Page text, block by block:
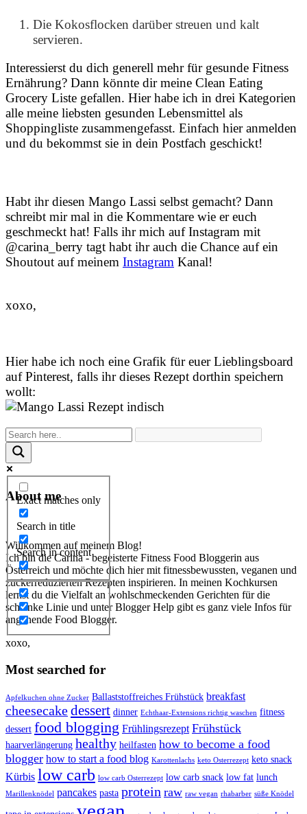
Die Kokosflocken darüber streuen und kalt
servieren.
Interessierst du dich generell mehr für gesunde Fitness
Ernährung? Dann könnte dir meine Clean Eating
Grocery Liste gefallen. Hier habe ich in drei Kategorien
alle meine liebsten gesunden Lebensmittel als
Shoppingliste zusammengefasst. Einfach hier anmelden
und du bekommst sie in dein Postfach geschickt!
Habt ihr diesen Mango Lassi selbst gemacht? Dann
schreibt mir mal in die Kommentare wie er euch
geschmeckt hat! Falls ihr mich auf Instagram mit
@carina_berry tagt habt ihr auch die Chance auf ein
Shoutout auf meinem Instagram Kanal!
xoxo,
Hier habe ich noch eine Grafik für euer Lieblingsboard
auf Pinterest, falls ihr dieses Rezept dorthin speichern
wollt:
Exact matches only
Search in title
Search in content
About me
Willkommen auf meinem Blog!
Ich bin die Carina - begeisterte Fitness Food Bloggerin aus
Österreich und möchte dich hier mit fitnessbewussten, veganen und
zuckerreduzierten Rezepten inspirieren. In meinen Kochkursen
lernst du die Vielfalt an wohlschmeckenden Gerichten für die
schlanke Linie und unter Blogger Help gibt es ganz viele Infos für
angehende Food Blogger.
xoxo,
Most searched for
Apfelkuchen ohne Zucker Ballaststoffreiches Frühstück breakfast
cheesecakedessert dinner Echthaar-Extensions richtig waschen fitness
dessert food blogging Frühlingsrezept Frühstück
haarverlängerung healthy heilfasten how to become a food
blogger how to start a food blog Karottenlachs keto Osterrezept keto snack
Kürbis low carb low carb Osterrezept low carb snack low fat lunch
Marillenknödel pancakes pasta protein raw raw vegan rhabarber süße Knödel